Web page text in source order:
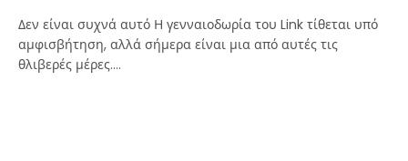
Δεν είναι συχνά αυτό Η γενναιοδωρία του Link τίθεται υπό
αμφισβήτηση, αλλά σήμερα είναι μια από αυτές τις
θλιβερές μέρες.…